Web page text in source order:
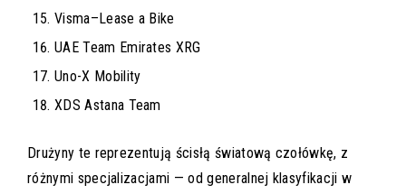
Visma–Lease a Bike
UAE Team Emirates XRG
Uno-X Mobility
XDS Astana Team
Drużyny te reprezentują ścisłą światową czołówkę, z
różnymi specjalizacjami — od generalnej klasyfikacji w